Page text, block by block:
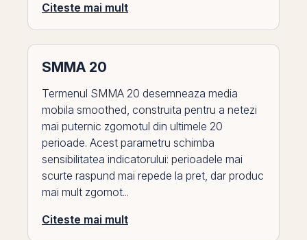
Citeste mai mult
SMMA 20
Termenul SMMA 20 desemneaza media
mobila smoothed, construita pentru a netezi
mai puternic zgomotul din ultimele 20
perioade. Acest parametru schimba
sensibilitatea indicatorului: perioadele mai
scurte raspund mai repede la pret, dar produc
mai mult zgomot...
Citeste mai mult